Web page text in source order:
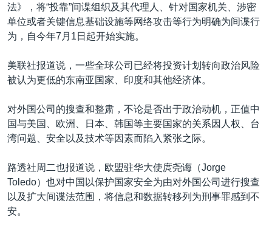
法》，将“投靠”间谍组织及其代理人、针对国家机关、涉密
单位或者关键信息基础设施等网络攻击等行为明确为间谍行
为，自今年7月1日起开始实施。
美联社报道说，一些全球公司已经将投资计划转向政治风险
被认为更低的东南亚国家、印度和其他经济体。
对外国公司的搜查和整肃，不论是否出于政治动机，正值中
国与美国、欧洲、日本、韩国等主要国家的关系因人权、台
湾问题、安全以及技术等因素而陷入紧张之际。
路透社周二也报道说，欧盟驻华大使庹尧诲（Jorge
Toledo）也对中国以保护国家安全为由对外国公司进行搜查
以及扩大间谍法范围，将信息和数据转移列为刑事罪感到不
安。